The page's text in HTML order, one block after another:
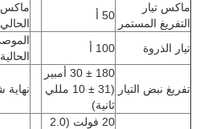
ماكس تيار
التفريغ المستمر
50 أ
ماكس
الحالي
تيار الذروة 100 أ
الحالية
تفريغ نبض التيار
180 ± 30 أمبير
(
31 ± 10 مللي
ثانية)
20 فولت (2.0